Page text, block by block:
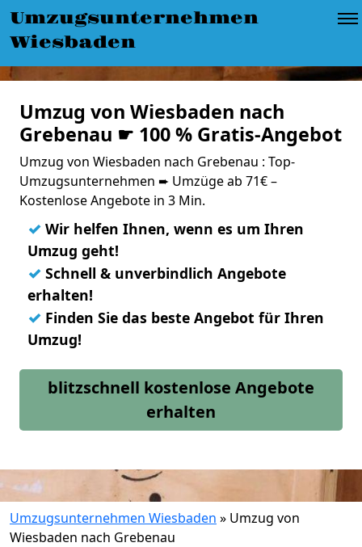
Umzugsunternehmen
Wiesbaden
Umzug von Wiesbaden nach
Grebenau ☛ 100 % Gratis-Angebot
Umzug von Wiesbaden nach Grebenau : Top-
Umzugsunternehmen ➨ Umzüge ab 71€ –
Kostenlose Angebote in 3 Min.
✓ Wir helfen Ihnen, wenn es um Ihren
Umzug geht!
✓ Schnell & unverbindlich Angebote
erhalten!
✓ Finden Sie das beste Angebot für Ihren
Umzug!
blitzschnell kostenlose Angebote
erhalten
Umzugsunternehmen Wiesbaden » Umzug von
Wiesbaden nach Grebenau